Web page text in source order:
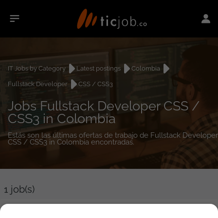
IT Jobs by Category Latest postings
Colombia
Fullstack Developer
CSS / CSS3
Jobs Fullstack Developer CSS /
CSS3 in Colombia
Estás son las últimas ofertas de trabajo de Fullstack Developer
CSS / CSS3 in Colombia encontradas.
1 job(s)